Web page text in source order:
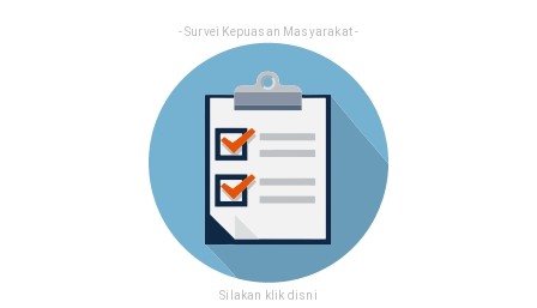
- Survei Kepuasan Masyarakat -
Silakan klik disni